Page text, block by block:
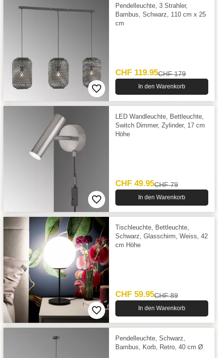
Pendelleuchte, 3 Strahler,
Bambus, Schwarz, 110 cm x 25
cm
CHF 119.95CHF 179
In den Warenkorb
LED Wandleuchte, Bettleuchte,
Switch Dimmer, Zylinder, 17 cm
Höhe
CHF 49.95CHF 79
In den Warenkorb
Tischleuchte, Bettleuchte,
Schwarz, Glasschirm, Weiss, 42
cm Höhe
CHF 59.95CHF 89
In den Warenkorb
Pendelleuchte, Schwarz,
Bambus, Korb, Retro, 40 cm Ø